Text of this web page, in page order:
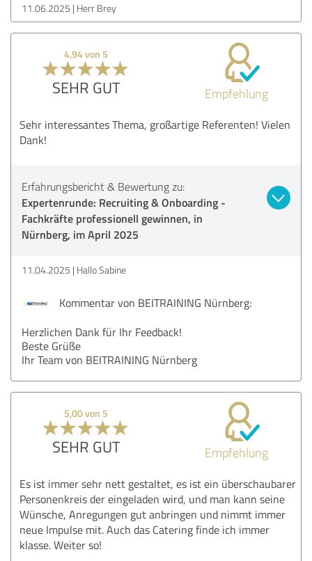
11.06.2025 Herr Brey
4,94 von 5
SEHR GUT Empfehlung
Sehr interessantes Thema, großartige Referenten! Vielen
Dank!
Erfahrungsbericht & Bewertung zu:
Expertenrunde: Recruiting & Onboarding -
Fachkräfte professionell gewinnen, in
Nürnberg, im April 2025
11.04.2025 Hallo Sabine
Kommentar von BEITRAINING Nürnberg:
Herzlichen Dank für Ihr Feedback!
Beste Grüße
Ihr Team von BEITRAINING Nürnberg
5,00 von 5
SEHR GUT Empfehlung
Es ist immer sehr nett gestaltet, es ist ein überschaubarer
Personenkreis der eingeladen wird, und man kann seine
Wünsche, Anregungen gut anbringen und nimmt immer
neue Impulse mit. Auch das Catering finde ich immer
klasse. Weiter so!